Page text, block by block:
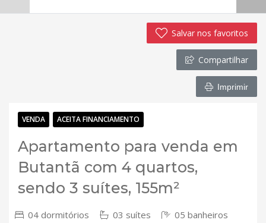
Salvar nos favoritos
Compartilhar
Imprimir
VENDA ACEITA FINANCIAMENTO
Apartamento para venda em
Butantã com 4 quartos,
sendo 3 suítes, 155m²
04 dormitórios 03 suítes
05 banheiros